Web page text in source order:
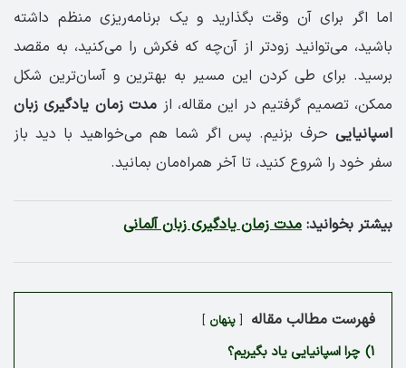
اما اگر برای آن وقت بگذارید و یک برنامه‌ریزی منظم داشته
باشید، می‌توانید زودتر از آن‌چه که فکرش را می‌کنید، به مقصد
برسید. برای طی کردن این مسیر به بهترین و آسان‌ترین شکل
ممکن، تصمیم گرفتیم در این مقاله، از مدت زمان یادگیری زبان
اسپانیایی حرف بزنیم. پس اگر شما هم می‌خواهید با دید باز
سفر خود را شروع کنید، تا آخر همراه‌مان بمانید.
بیشتر بخوانید: مدت زمان یادگیری زبان آلمانی
فهرست مطالب مقاله پنهان
1) چرا اسپانیایی یاد بگیریم؟